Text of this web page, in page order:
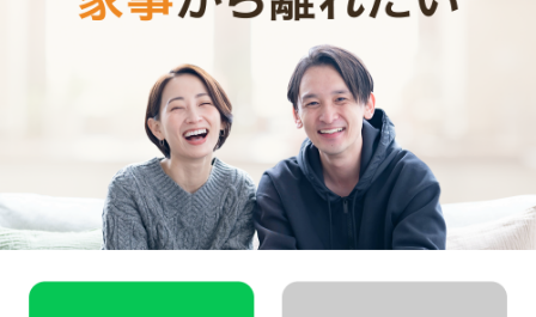
シンプルでお財布に優しい料金体系
スマホだけで24時間365日依頼可能（電話･事前訪問なし）
スタッフ･お客様双方への本人確認で安全
万が一の物損も損害保険があるから安心（適応の範囲内）
初めての家事代行でどうお願いすればいいのか分からな
い…、どんなスタッフが来るのか不安…といった方のため
に、2時間5,900円（税込･交通費込）のお試しプラン
もご
少しでも興味を持っていただけましたら、CaSyで家事代